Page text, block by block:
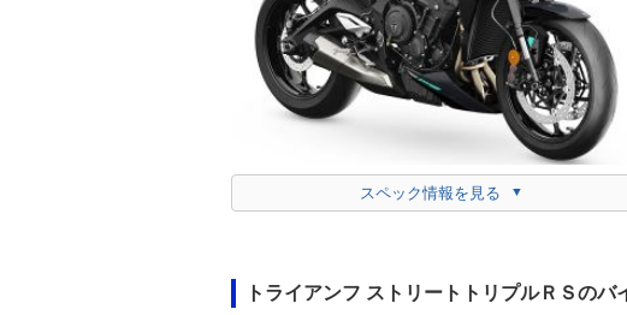
スペック情報を見る
トライアンフ ストリートトリプルＲＳのバ